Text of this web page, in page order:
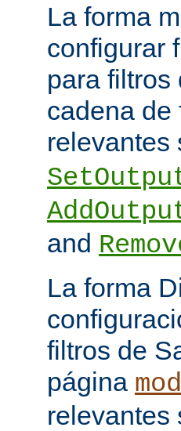
La forma
configurar
para filtros
cadena de
relevantes
and
La forma
filtros de
página
relevantes